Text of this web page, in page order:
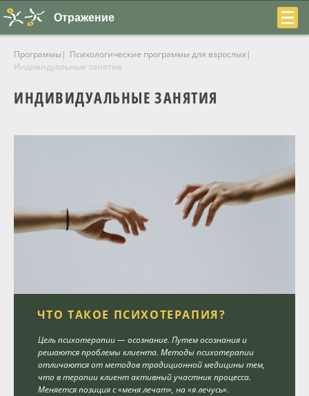
+7
22-
04
О центре
Вебинары
Отражение
Программы
Психологические программы для взрослых
Индивидуальные занятия
ИНДИВИДУАЛЬНЫЕ ЗАНЯТИЯ
ЧТО ТАКОЕ ПСИХОТЕРАПИЯ?
Цель психотерапии — осознание. Путем осознания и
решаются проблемы клиента. Методы психотерапии
отличаются от методов традиционной медицины тем,
что в терапии клиент активный участник процесса.
Меняется позиция с «меня лечат», на «я лечусь».